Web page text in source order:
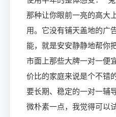
那种让你眼前一亮的高大
用。它没有铺天盖地的广
能，就是安安静静地帮你
市面上那些大牌一对一便
价比的家庭来说是个不错
要长期、稳定的一对一辅
微朴素一点，我觉得可以